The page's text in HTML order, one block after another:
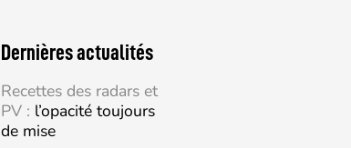
Dernières actualités
Recettes des radars et
PV : l’opacité toujours
de mise